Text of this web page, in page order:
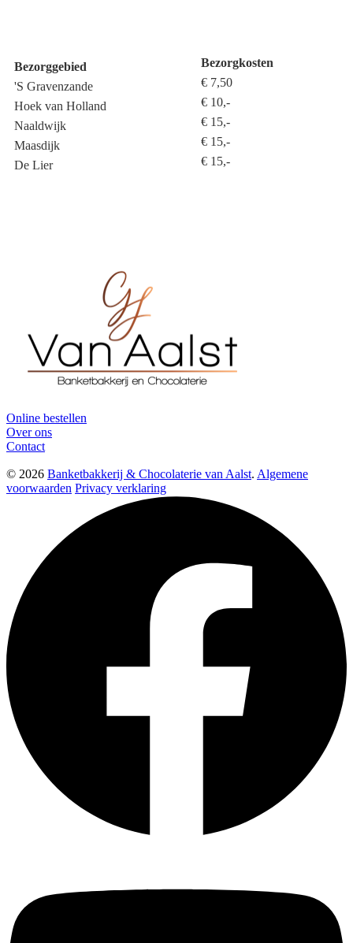
Bezorggebied
'S Gravenzande
Hoek van Holland
Naaldwijk
Maasdijk
De Lier
Bezorgkosten
€ 7,50
€ 10,-
€ 15,-
€ 15,-
€ 15,-
Online bestellen
Over ons
Contact
© 2026 Banketbakkerij & Chocolaterie van Aalst. Algemene
voorwaarden Privacy verklaring